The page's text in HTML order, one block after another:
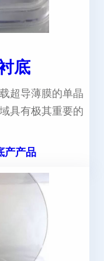
底
超导薄膜的单晶
具有极其重要的
产产品